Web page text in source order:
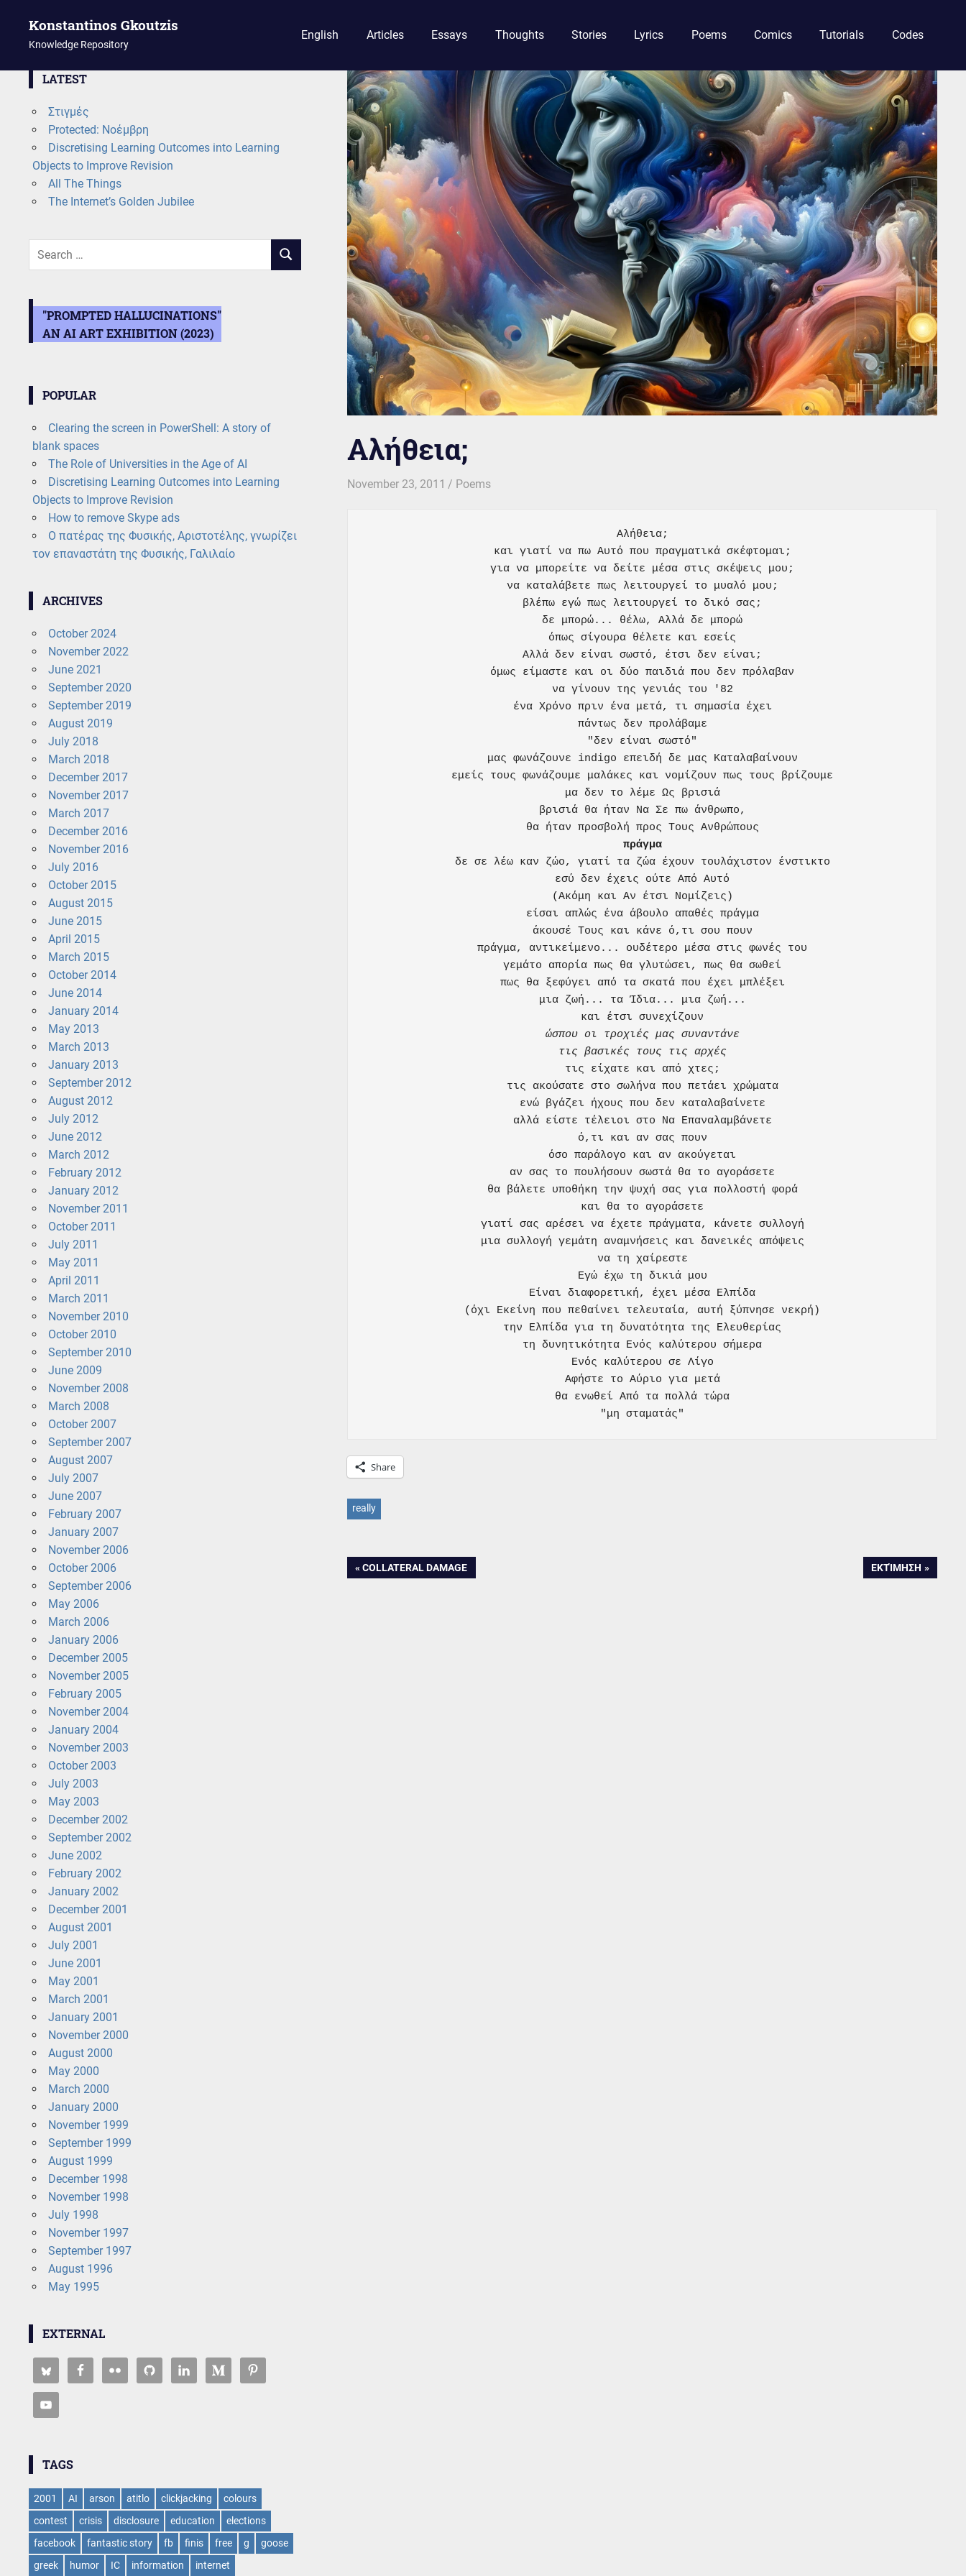
content
Konstantinos Gkoutzis
Knowledge Repository
English Articles Essays Thoughts Stories Lyrics Poems Comics Tutorials Codes
Αλήθεια;
November 23, 2011 kgk
Poems
Αλήθεια;
και γιατί να πω Αυτό που πραγματικά σκέφτομαι;
για να μπορείτε να δείτε μέσα στις σκέψεις μου;
να καταλάβετε πως λειτουργεί το μυαλό μου;
βλέπω εγώ πως λειτουργεί το δικό σας;
δε μπορώ... θέλω, Αλλά δε μπορώ
όπως σίγουρα θέλετε και εσείς
Αλλά δεν είναι σωστό, έτσι δεν είναι;
όμως είμαστε και οι δύο παιδιά που δεν πρόλαβαν
να γίνουν της γενιάς του '82
ένα Χρόνο πριν ένα μετά, τι σημασία έχει
πάντως δεν προλάβαμε
"δεν είναι σωστό"
μας φωνάζουνε indigo επειδή δε μας Καταλαβαίνουν
εμείς τους φωνάζουμε μαλάκες και νομίζουν πως τους βρίζουμε
μα δεν το λέμε Ως βρισιά
βρισιά θα ήταν Να Σε πω άνθρωπο,
πράγμα
δε σε λέω καν ζώο, γιατί τα ζώα έχουν τουλάχιστον ένστικτο
εσύ δεν έχεις ούτε Από Αυτό
(Ακόμη και Αν έτσι Νομίζεις)
είσαι απλώς ένα άβουλο απαθές πράγμα
άκουσέ Τους και κάνε ό,τι σου πουν
πράγμα, αντικείμενο... ουδέτερο μέσα στις φωνές του
γεμάτο απορία πως θα γλυτώσει, πως θα σωθεί
πως θα ξεφύγει από τα σκατά που έχει μπλέξει
μια ζωή... τα Ίδια... μια ζωή...
ώσπου οι τροχιές μας συναντάνε
τις βασικές τους τις αρχές
τις είχατε και από χτες;
τις ακούσατε στο σωλήνα που πετάει χρώματα
ενώ βγάζει ήχους που δεν καταλαβαίνετε
αλλά είστε τέλειοι στο Να Επαναλαμβάνετε
ό,τι και αν σας πουν
όσο παράλογο και αν ακούγεται
αν σας το πουλήσουν σωστά θα το αγοράσετε
θα βάλετε υποθήκη την ψυχή σας για πολλοστή φορά
και θα το αγοράσετε
γιατί σας αρέσει να έχετε πράγματα, κάνετε συλλογή
μια συλλογή γεμάτη αναμνήσεις και δανεικές απόψεις
να τη χαίρεστε
Εγώ έχω τη δικιά μου
Είναι διαφορετική, έχει μέσα Ελπίδα
(όχι Εκείνη που πεθαίνει τελευταία, αυτή ξύπνησε νεκρή)
την Ελπίδα για τη δυνατότητα της Ελευθερίας
τη δυνητικότητα Ενός καλύτερου σήμερα
Ενός καλύτερου σε Λίγο
Αφήστε το Αύριο για μετά
θα ενωθεί Από τα πολλά τώρα
"μη σταματάς"
Share
really
Post
PREVIOUS
COLLATERAL DAMAGE
NEXT
ΕΚΤΊΜΗΣΗ
LATEST
Στιγμές
Protected: Νοέμβρη
Discretising Learning Outcomes into Learning
Objects to Improve Revision
All The Things
The Internet’s Golden Jubilee
Search
SEARCH
"PROMPTED HALLUCINATIONS"
AN AI ART EXHIBITION (2023)
POPULAR
Clearing the screen in PowerShell: A story of
blank spaces
The Role of Universities in the Age of AI
Discretising Learning Outcomes into Learning
Objects to Improve Revision
How to remove Skype ads
Ο πατέρας της Φυσικής, Αριστοτέλης, γνωρίζει
τον επαναστάτη της Φυσικής, Γαλιλαίο
ARCHIVES
October 2024
November 2022
June 2021
September 2020
September 2019
August 2019
July 2018
March 2018
December 2017
November 2017
March 2017
December 2016
November 2016
July 2016
October 2015
August 2015
June 2015
April 2015
March 2015
October 2014
June 2014
January 2014
May 2013
March 2013
January 2013
September 2012
August 2012
July 2012
June 2012
March 2012
February 2012
January 2012
November 2011
October 2011
July 2011
May 2011
April 2011
March 2011
November 2010
October 2010
September 2010
June 2009
November 2008
March 2008
October 2007
September 2007
August 2007
July 2007
June 2007
February 2007
January 2007
November 2006
October 2006
September 2006
May 2006
March 2006
January 2006
December 2005
November 2005
February 2005
November 2004
January 2004
November 2003
October 2003
July 2003
May 2003
December 2002
September 2002
June 2002
February 2002
January 2002
December 2001
August 2001
July 2001
June 2001
May 2001
March 2001
January 2001
November 2000
August 2000
May 2000
March 2000
January 2000
November 1999
September 1999
August 1999
December 1998
November 1998
July 1998
November 1997
September 1997
August 1996
May 1995
EXTERNAL
TAGS
2001 AI arson atitlo clickjacking
colours
contest
crisis disclosure education
elections
facebook
fantastic story fb finis free g
goose
greek
humor IC information internet